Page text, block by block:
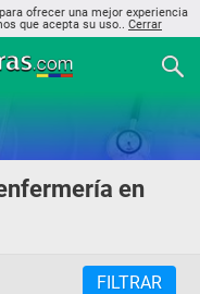
ofrecer una mejor experiencia
que acepta su uso.. Cerrar
en
FILTRAR